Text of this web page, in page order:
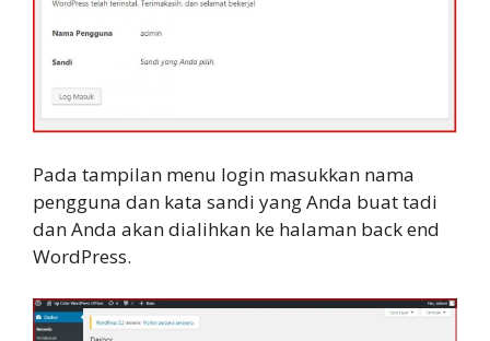
Pada tampilan menu login masukkan nama
pengguna dan kata sandi yang Anda buat tadi
dan Anda akan dialihkan ke halaman back end
WordPress.